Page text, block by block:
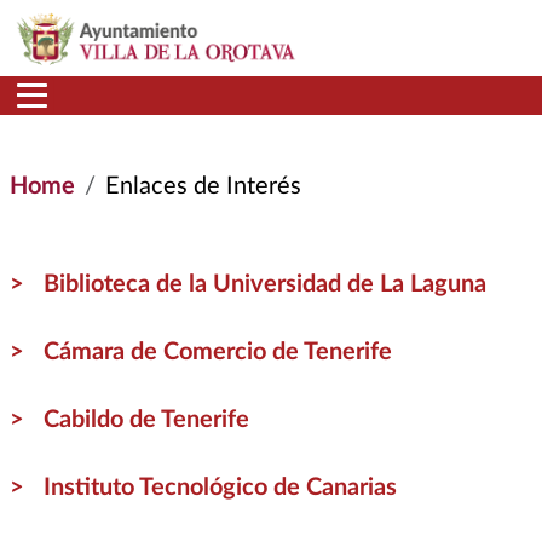
Skip to main content
Home Enlaces de Interés
Biblioteca de la Universidad de La Laguna
Cámara de Comercio de Tenerife
Cabildo de Tenerife
Instituto Tecnológico de Canarias